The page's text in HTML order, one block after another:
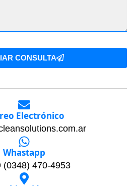
CONSULTA
Electrónico
Whastapp
(0348) 470-4953